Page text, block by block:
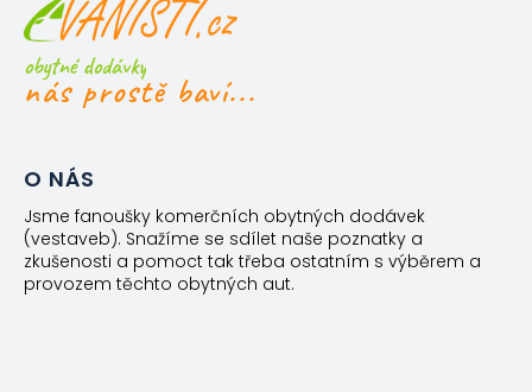
obytné dodávky
nás prostě baví...
O NÁS
Jsme fanoušky komerčních obytných dodávek
(vestaveb). Snažíme se sdílet naše poznatky a
zkušenosti a pomoct tak třeba ostatním s výběrem a
provozem těchto obytných aut.